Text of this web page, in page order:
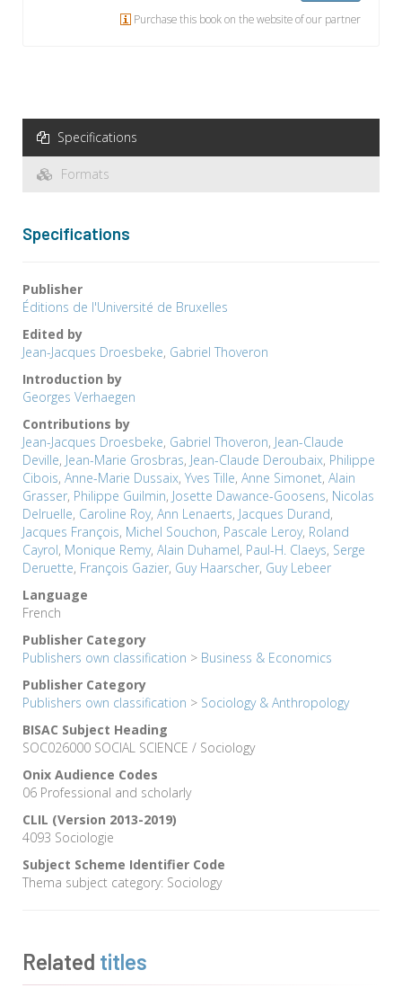
Purchase this book on the website of our partner
Specifications
Formats
Specifications
Publisher
Éditions de l'Université de Bruxelles
Edited by
Jean-Jacques Droesbeke, Gabriel Thoveron
Introduction by
Georges Verhaegen
Contributions by
Jean-Jacques Droesbeke, Gabriel Thoveron, Jean-Claude
Deville, Jean-Marie Grosbras, Jean-Claude Deroubaix, Philippe
Cibois, Anne-Marie Dussaix, Yves Tille, Anne Simonet, Alain
Grasser, Philippe Guilmin, Josette Dawance-Goosens, Nicolas
Delruelle, Caroline Roy, Ann Lenaerts, Jacques Durand,
Jacques François, Michel Souchon, Pascale Leroy, Roland
Cayrol, Monique Remy, Alain Duhamel, Paul-H. Claeys, Serge
Deruette, François Gazier, Guy Haarscher, Guy Lebeer
Language
French
Publisher Category
Publishers own classification > Business & Economics
Publisher Category
Publishers own classification > Sociology & Anthropology
BISAC Subject Heading
SOC026000 SOCIAL SCIENCE / Sociology
Onix Audience Codes
06 Professional and scholarly
CLIL (Version 2013-2019)
4093 Sociologie
Subject Scheme Identifier Code
Thema subject category: Sociology
Related titles